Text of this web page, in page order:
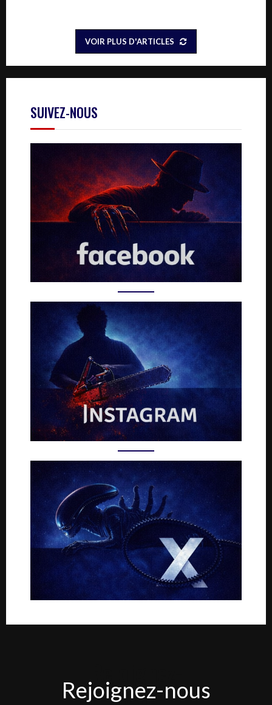
VOIR PLUS D'ARTICLES
SUIVEZ-NOUS
nous
Rejoignez-nous